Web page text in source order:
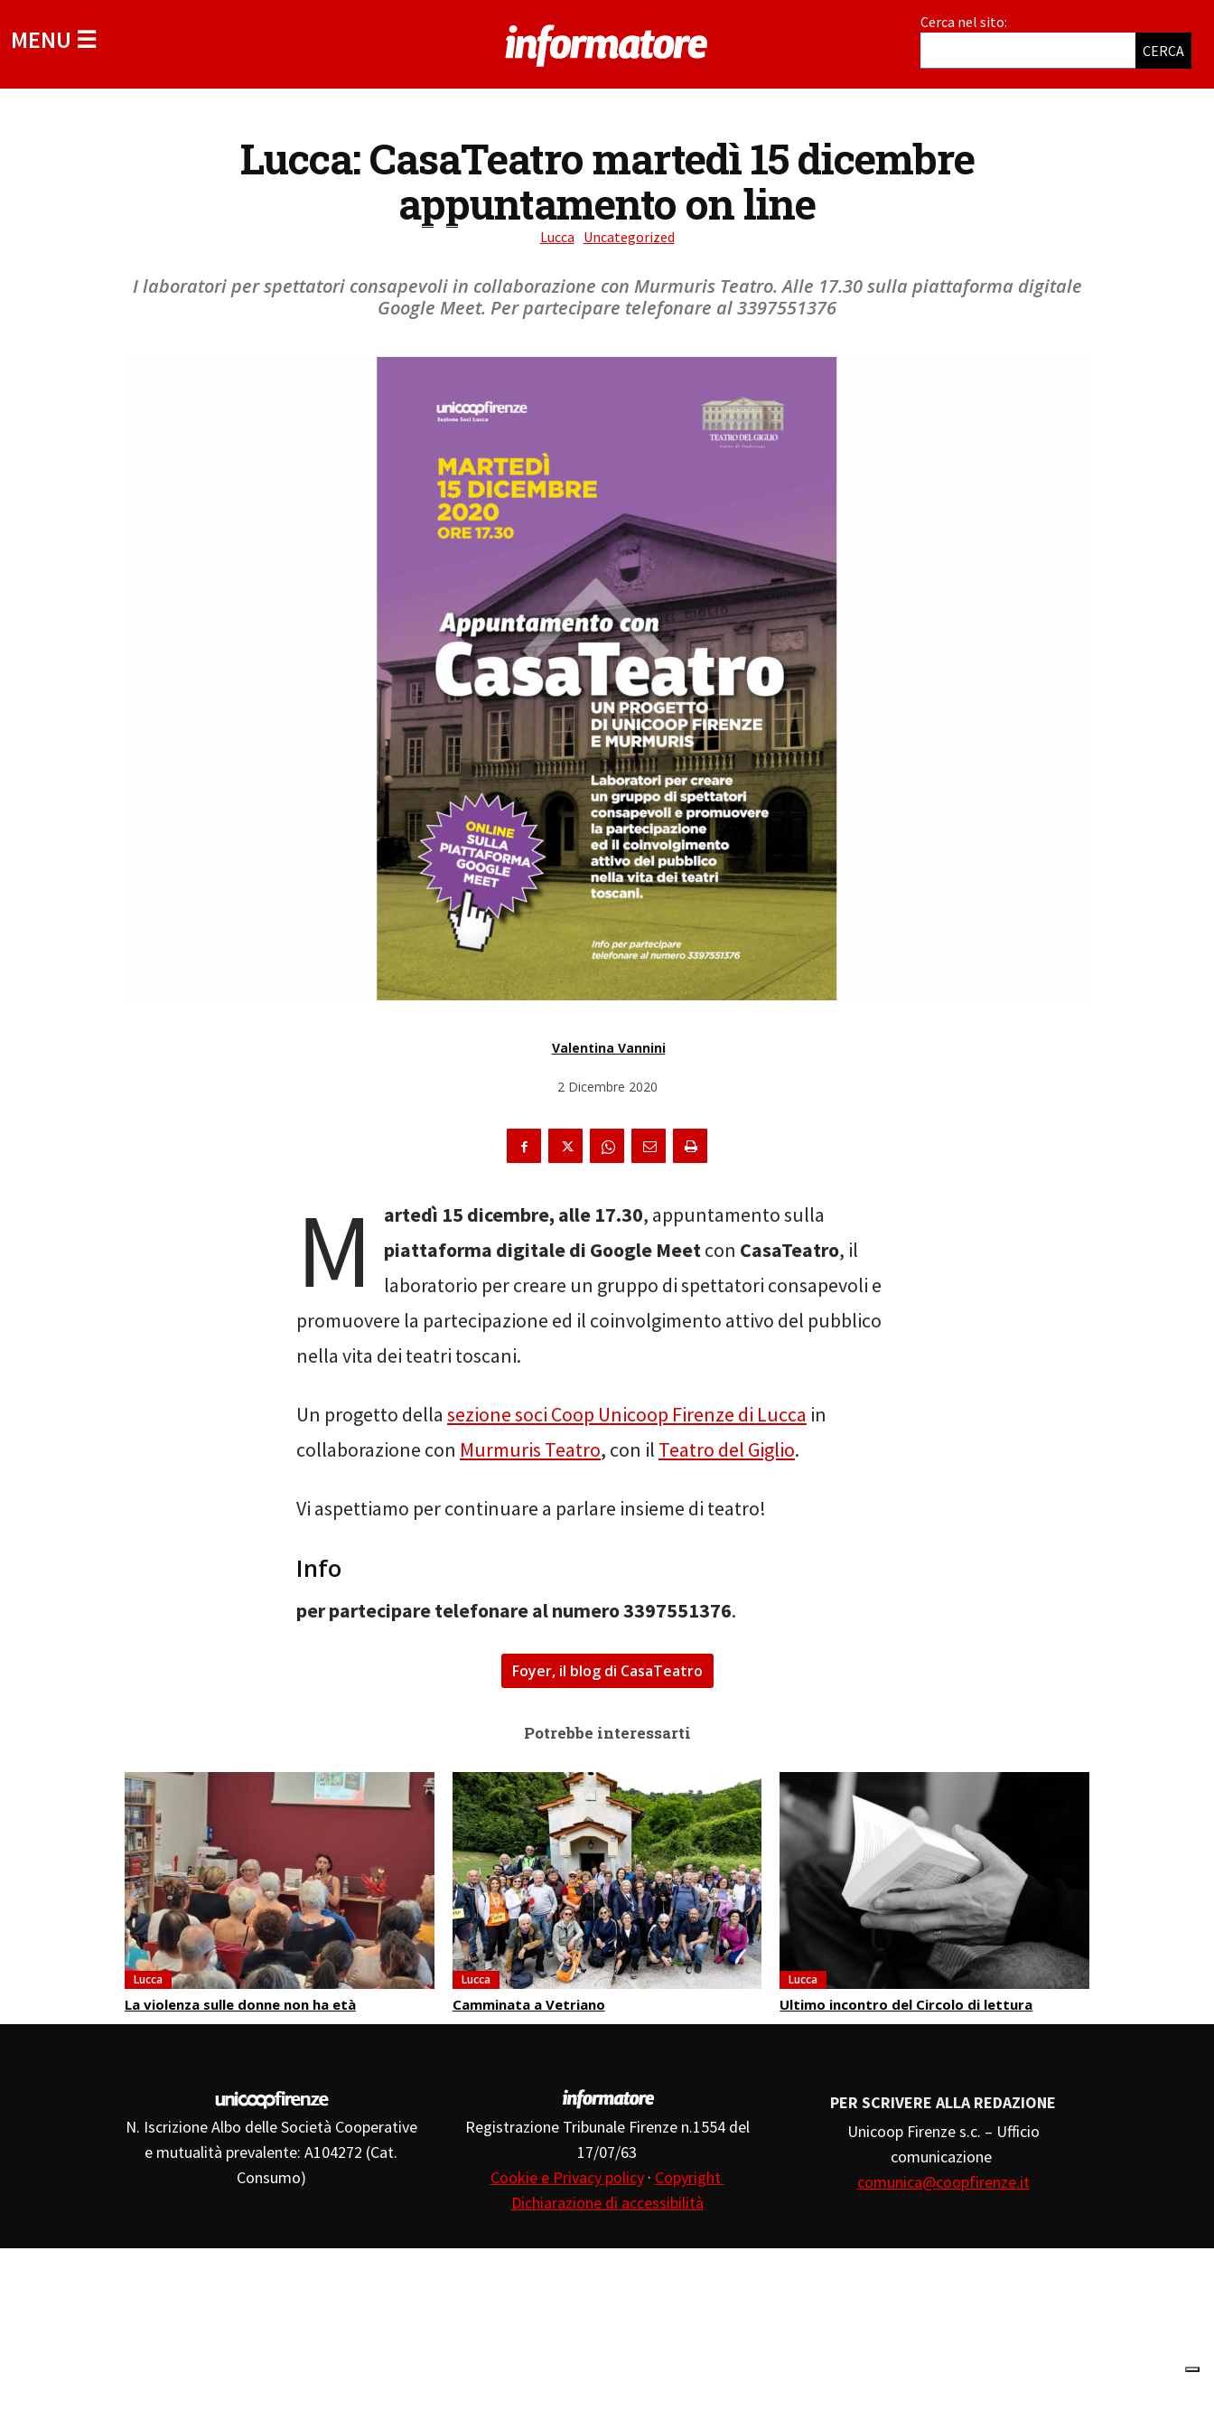
MENU ☰
Cerca nel sito:
CERCA
Lucca: CasaTeatro martedì 15 dicembre
appuntamento on line
Lucca Uncategorized
I laboratori per spettatori consapevoli in collaborazione con Murmuris Teatro. Alle 17.30 sulla piattaforma digitale
Google Meet. Per partecipare telefonare al 3397551376
Valentina Vannini
2 Dicembre 2020
M artedì 15 dicembre, alle 17.30, appuntamento sulla
piattaforma digitale di Google Meetcon CasaTeatro, il
laboratorio per creare un gruppo di spettatori consapevoli e
promuovere la partecipazione ed il coinvolgimento attivo del pubblico
nella vita dei teatri toscani.
Un progetto della sezione soci Coop Unicoop Firenze di Lucca in
collaborazione con Murmuris Teatro, con il Teatro del Giglio.
Vi aspettiamo per continuare a parlare insieme di teatro!
Info
per partecipare telefonare al numero 3397551376.
Foyer, il blog di CasaTeatro
Potrebbe interessarti
Lucca
La violenza sulle donne non ha età
Lucca
Camminata a Vetriano
Lucca
Ultimo incontro del Circolo di lettura
N. Iscrizione Albo delle Società Cooperative
e mutualità prevalente: A104272 (Cat.
Consumo)
Registrazione Tribunale Firenze n.1554 del
17/07/63
Cookie e Privacy policy· Copyright
Dichiarazione di accessibilità
PER SCRIVERE ALLA REDAZIONE
Unicoop Firenze s.c. – Ufficio
comunicazione
comunica@coopfirenze.it